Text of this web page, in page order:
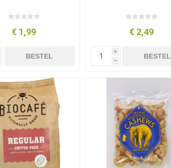
€ 1,99
BESTEL
€ 2,49
i
h
BESTEL